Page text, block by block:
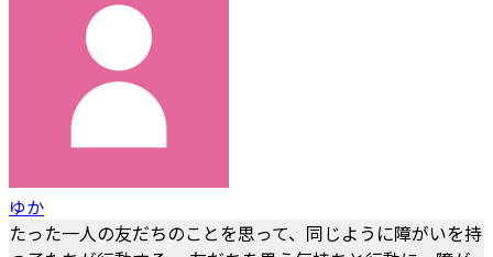
ゆか
たった一人の友だちのことを思って、同じように障がいを持